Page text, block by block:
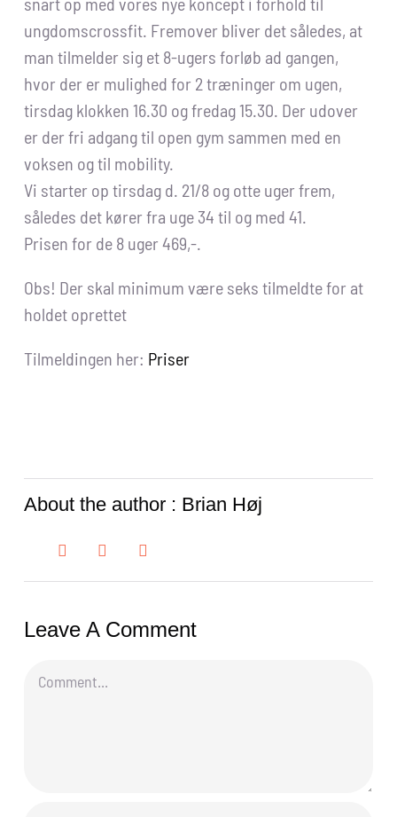
ungdomscrossfit. Fremover bliver det således, at
man tilmelder sig et 8-ugers forløb ad gangen,
hvor der er mulighed for 2 træninger om ugen,
tirsdag klokken 16.30 og fredag 15.30. Der udover
er der fri adgang til open gym sammen med en
voksen og til mobility.
Vi starter op tirsdag d. 21/8 og otte uger frem,
således det kører fra uge 34 til og med 41.
Prisen for de 8 uger 469,-.
Obs! Der skal minimum være seks tilmeldte for at
holdet oprettet
Tilmeldingen her: Priser
About the author : Brian Høj
Leave A Comment
Comment